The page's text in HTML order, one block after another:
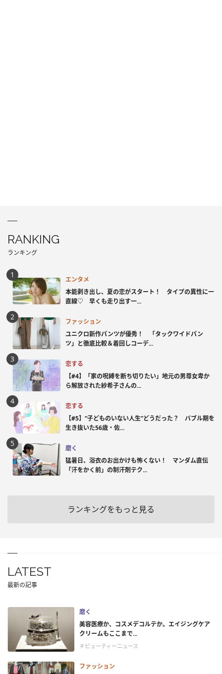
RANKING
ランキング
エンタメ
本能剥き出し、夏の恋がスタート！ タイプの異性に一
直線♡ 早くも走り出す一...
ファッション
ユニクロ新作パンツが優秀！ 「タックワイドパン
ツ」と徹底比較＆着回しコーデ...
恋する
【#4】「家の呪縛を断ち切りたい」地元の男尊女卑か
ら解放された紗希子さんの...
恋する
【#5】“子どものいない人生”どうだった？ バブル期を
生き抜いた56歳・佐...
磨く
猛暑日、浴衣のお出かけも怖くない！ マンダム直伝
「汗をかく前」の制汗剤テク...
ランキングをもっと見る
LATEST
最新の記事
磨く
美容医療か、コスメデコルテか。エイジングケア
クリームもここまで...
＃ビューティーニュース
ファッション